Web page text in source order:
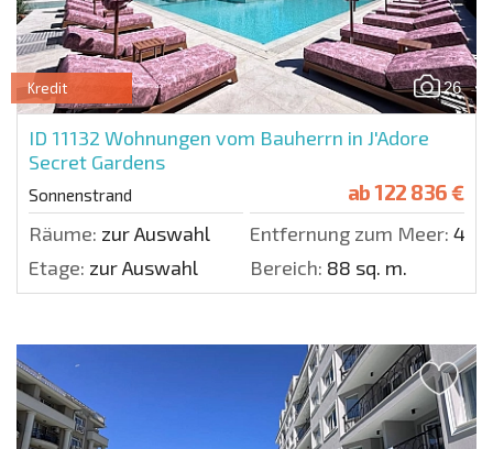
26
Kredit
ID 11132 Wohnungen vom Bauherrn in J'Adore
Secret Gardens
Sonnenstrand ab122 836 €
Räume: zur Auswahl Entfernung zum Meer: 400
Etage: zur Auswahl Bereich: 88 sq. m.